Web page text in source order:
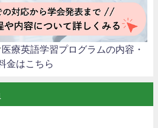
医療英語学習プログラムの内容・
金はこちら